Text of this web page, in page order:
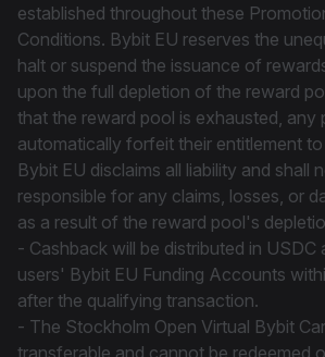
established throughout these
Conditions. Bybit EU reserves the
halt or suspend the issuance of
upon the full depletion of the reward
that the reward pool is exhausted, any
automatically forfeit their entitlement
Bybit EU disclaims all liability and shall
responsible for any claims, losses, or
as a result of the reward pool's
- Cashback will be distributed in USDC
users' Bybit EU Funding Accounts
after the qualifying transaction.
- The Stockholm Open Virtual Bybit